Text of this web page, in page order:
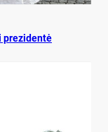
pre­zi­dentė